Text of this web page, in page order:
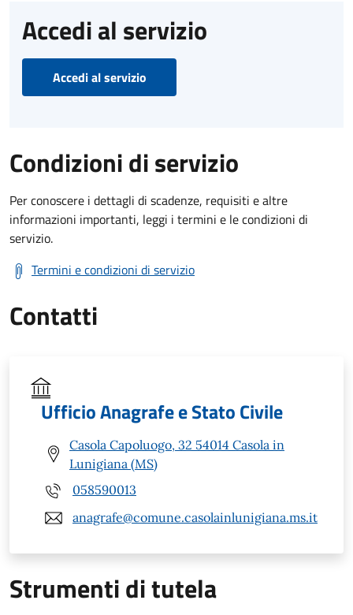
Accedi al servizio
Accedi al servizio
Condizioni di servizio
Per conoscere i dettagli di scadenze, requisiti e altre
informazioni importanti, leggi i termini e le condizioni di
servizio.
Termini e condizioni di servizio
Contatti
Ufficio Anagrafe e Stato Civile
Casola Capoluogo, 32 54014 Casola in
Lunigiana (MS)
058590013
anagrafe@comune.casolainlunigiana.ms.it
Strumenti di tutela